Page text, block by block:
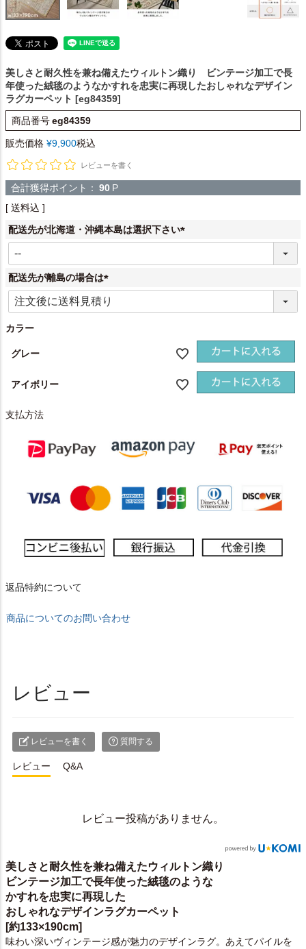
美しさと耐久性を兼ね備えたウィルトン織り ビンテージ加工で長
年使った絨毯のようなかすれを忠実に再現したおしゃれなデザイン
ラグカーペット [eg84359]
商品番号eg84359
販売価格 ¥9,900税込
レビューを書く
合計獲得ポイント： 90 P
送料込
配送先が北海道・沖縄本島は選択下さい
(
配送先が離島の場合は
(
必
カラー
グレー
アイボリー
支払方法
返品特約について
商品についてのお問い合わせ
レビュー
レビューを書く 質問する
レビュー Q&A
レビュー投稿がありません。
美しさと耐久性を兼ね備えたウィルトン織り
ビンテージ加工で長年使った絨毯のような
かすれを忠実に再現した
おしゃれなデザインラグカーペット
[約133×190cm]
味わい深いヴィンテージ感が魅力のデザインラグ。あえてパイルを